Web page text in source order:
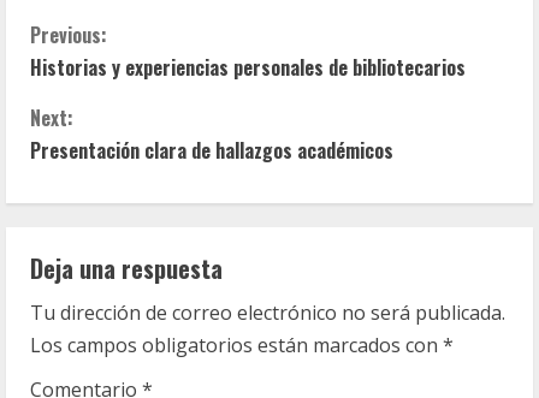
C
o
n
t
i
n
u
Previous:
Historias y experiencias personales de bibliotecarios
Next:
Presentación clara de hallazgos académicos
Deja una respuesta
Tu dirección de correo electrónico no será publicada.
Los campos obligatorios están marcados con *
Comentario *